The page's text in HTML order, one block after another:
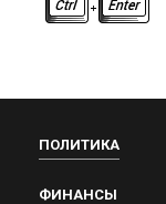
ПОЛИТИКА
ФИНАНСЫ